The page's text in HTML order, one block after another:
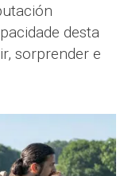
desta
sorprender e